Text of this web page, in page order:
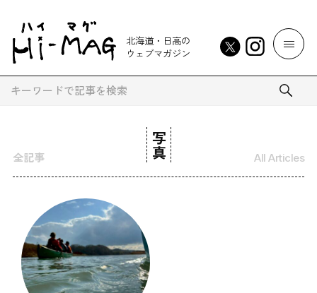
北海道・日高の
ウェブマガジン
写真
全記事 All Articles